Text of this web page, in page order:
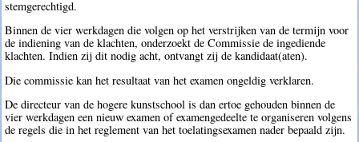
stemgerechtigd.
Binnen de vier werkdagen die volgen op het verstrijken van de termijn voor
de indiening van de klachten, onderzoekt de Commissie de ingediende
klachten. Indien zij dit nodig acht, ontvangt zij de kandidaat(aten).
Die commissie kan het resultaat van het examen ongeldig verklaren.
De directeur van de hogere kunstschool is dan ertoe gehouden binnen de
vier werkdagen een nieuw examen of examengedeelte te organiseren volgens
de regels die in het reglement van het toelatingsexamen nader bepaald zijn.